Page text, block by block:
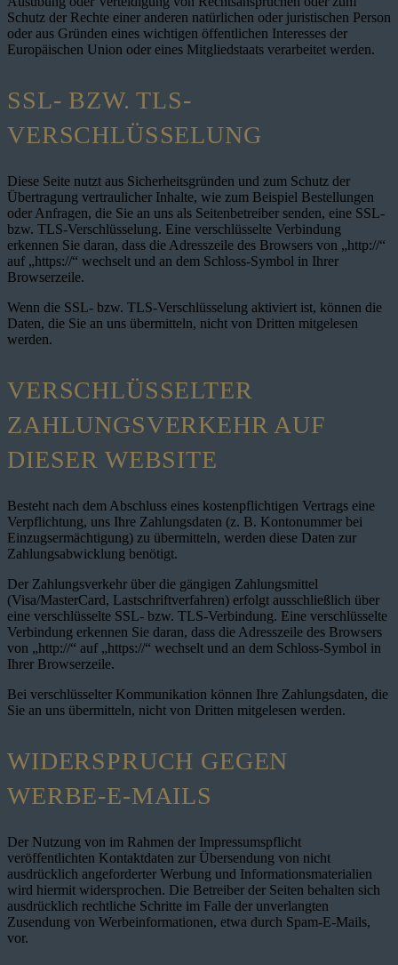
Schutz der Rechte einer anderen natürlichen oder juristischen Person
oder aus Gründen eines wichtigen öffentlichen Interesses der
Europäischen Union oder eines Mitgliedstaats verarbeitet werden.
SSL- BZW. TLS-
VERSCHLÜSSELUNG
Diese Seite nutzt aus Sicherheitsgründen und zum Schutz der
Übertragung vertraulicher Inhalte, wie zum Beispiel Bestellungen
oder Anfragen, die Sie an uns als Seitenbetreiber senden, eine SSL-
bzw. TLS-Verschlüsselung. Eine verschlüsselte Verbindung
erkennen Sie daran, dass die Adresszeile des Browsers von „http://“
auf „https://“ wechselt und an dem Schloss-Symbol in Ihrer
Browserzeile.
Wenn die SSL- bzw. TLS-Verschlüsselung aktiviert ist, können die
Daten, die Sie an uns übermitteln, nicht von Dritten mitgelesen
werden.
VERSCHLÜSSELTER
ZAHLUNGSVERKEHR AUF
DIESER WEBSITE
Besteht nach dem Abschluss eines kostenpflichtigen Vertrags eine
Verpflichtung, uns Ihre Zahlungsdaten (z. B. Kontonummer bei
Einzugsermächtigung) zu übermitteln, werden diese Daten zur
Zahlungsabwicklung benötigt.
Der Zahlungsverkehr über die gängigen Zahlungsmittel
(Visa/MasterCard, Lastschriftverfahren) erfolgt ausschließlich über
eine verschlüsselte SSL- bzw. TLS-Verbindung. Eine verschlüsselte
Verbindung erkennen Sie daran, dass die Adresszeile des Browsers
von „http://“ auf „https://“ wechselt und an dem Schloss-Symbol in
Ihrer Browserzeile.
Bei verschlüsselter Kommunikation können Ihre Zahlungsdaten, die
Sie an uns übermitteln, nicht von Dritten mitgelesen werden.
WIDERSPRUCH GEGEN
WERBE-E-MAILS
Der Nutzung von im Rahmen der Impressumspflicht
veröffentlichten Kontaktdaten zur Übersendung von nicht
ausdrücklich angeforderter Werbung und Informationsmaterialien
wird hiermit widersprochen. Die Betreiber der Seiten behalten sich
ausdrücklich rechtliche Schritte im Falle der unverlangten
Zusendung von Werbeinformationen, etwa durch Spam-E-Mails,
vor.